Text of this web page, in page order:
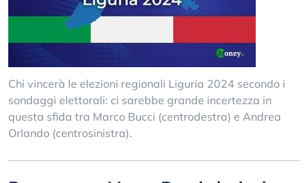
Chi vincerà le elezioni regionali Liguria 2024 secondo i
sondaggi elettorali: ci sarebbe grande incertezza in
questa sfida tra Marco Bucci (centrodestra) e Andrea
Orlando (centrosinistra).